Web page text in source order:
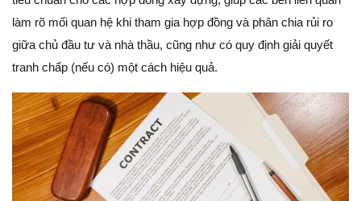
làm rõ mối quan hệ khi tham gia hợp đồng và phân chia rủi ro
giữa chủ đầu tư và nhà thầu, cũng như có quy định giải quyết
tranh chấp (nếu có) một cách hiệu quả.